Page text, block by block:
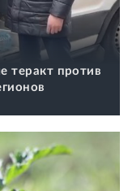
теракт против